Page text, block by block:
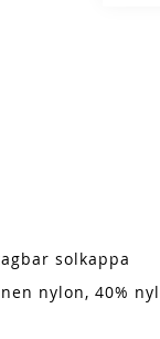
solkappa
nylon, 40%